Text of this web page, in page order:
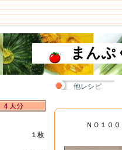
まん
他レシピ
１枚
ＮＯ１０